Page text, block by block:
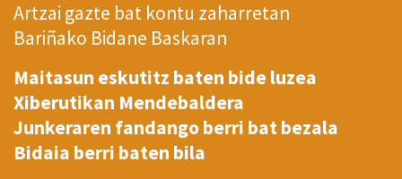
Artzai gazte bat kontu zaharretan
Bariñako Bidane Baskaran
Maitasun eskutitz baten bide luzea
Xiberutikan Mendebaldera
Junkeraren fandango berri bat bezala
Bidaia berri baten bila